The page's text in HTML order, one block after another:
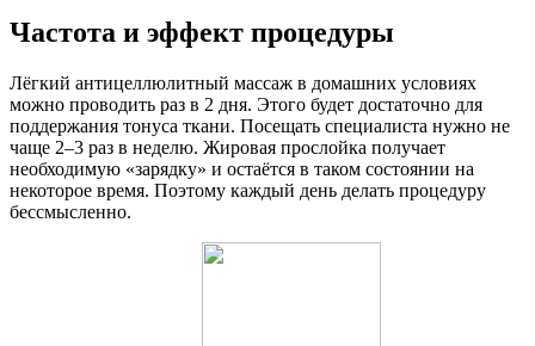
Частота и эффект процедуры
Лёгкий антицеллюлитный массаж в домашних условиях
можно проводить раз в 2 дня. Этого будет достаточно для
поддержания тонуса ткани. Посещать специалиста нужно не
чаще 2–3 раз в неделю. Жировая прослойка получает
необходимую «зарядку» и остаётся в таком состоянии на
некоторое время. Поэтому каждый день делать процедуру
бессмысленно.